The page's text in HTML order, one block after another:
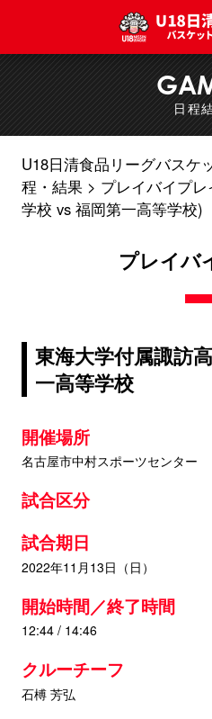
日程
U18日清食品リーグバスケ
程・結果
プレイバイプ
学校 vs 福岡第一高等学校)
プレイバ
東海大学付属諏訪
一高等学校
開催場所
名古屋市中村スポーツセンター
試合区分
試合期日
2022年11月13日（日）
開始時間／終了時間
12:44 / 14:46
クルーチーフ
石榑 芳弘